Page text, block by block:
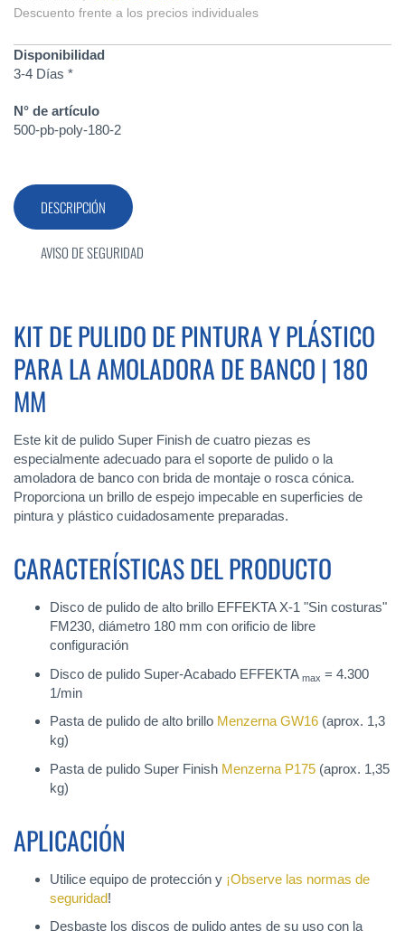
Descuento frente a los precios individuales
Disponibilidad
3-4 Días *
N° de artículo
500-pb-poly-180-2
DESCRIPCIÓN
KIT DE PULIDO DE PINTURA Y PLÁSTICO
PARA LA AMOLADORA DE BANCO | 180
MM
Este kit de pulido Super Finish de cuatro piezas es
especialmente adecuado para el soporte de pulido o la
amoladora de banco con brida de montaje o rosca cónica.
Proporciona un brillo de espejo impecable en superficies de
pintura y plástico cuidadosamente preparadas.
CARACTERÍSTICAS DEL PRODUCTO
Disco de pulido de alto brillo EFFEKTA X-1 "Sin costuras"
FM230, diámetro 180 mm con orificio de libre
configuración
Disco de pulido Super-Acabado EFFEKTA max = 4.300
1/min
Pasta de pulido de alto brillo Menzerna GW16 (aprox. 1,3
kg)
Pasta de pulido Super Finish Menzerna P175 (aprox. 1,35
kg)
APLICACIÓN
Utilice equipo de protección y ¡Observe las normas de
seguridad!
Desbaste los discos de pulido antes de su uso con la
AVISO DE SEGURIDAD